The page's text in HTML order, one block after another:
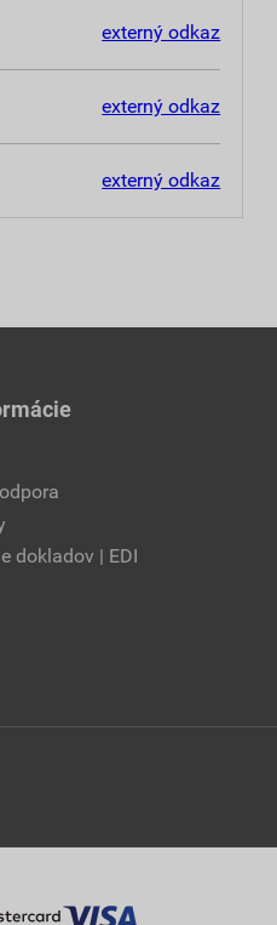
externý odkaz
externý odkaz
externý odkaz
dokladov | EDI